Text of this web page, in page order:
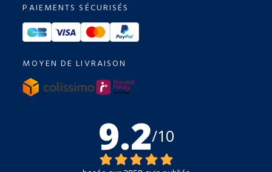
PAIEMENTS SÉCURISÉS
MOYEN DE LIVRAISON
9.2/10